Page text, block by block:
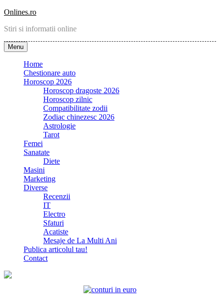
Skip
content
Onlines.ro
Stiri si informatii online
Menu
Home
Chestionare auto
Horoscop 2026
Horoscop dragoste 2026
Horoscop zilnic
Compatibilitate zodii
Zodiac chinezesc 2026
Astrologie
Tarot
Femei
Sanatate
Diete
Masini
Marketing
Diverse
Recenzii
IT
Electro
Sfaturi
Acatiste
Mesaje de La Multi Ani
Publica articolul tau!
Contact